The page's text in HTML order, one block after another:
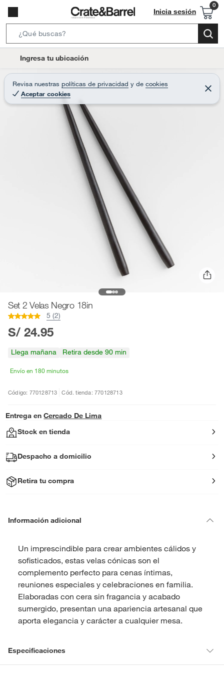
Inicia sesión
e
r
c
t
Ingresa tu ubicación
Revisa nuestras políticas de privacidad y de cookies
Aceptar cookies
C
e
r
Set 2 Velas Negro 18in
5 (2)
S/ 24.95
Llega mañana Retira desde 90 min
Envío en 180 minutos
Código: 770128713 Cód. tienda: 770128713
Entrega en Cercado De Lima
Stock en tienda
Despacho a domicilio
Retira tu compra
Información adicional
Un imprescindible para crear ambientes cálidos y
sofisticados, estas velas cónicas son el
complemento perfecto para cenas íntimas,
reuniones especiales y celebraciones en familia.
Elaboradas con cera sin fragancia y acabado
sumergido, presentan una apariencia artesanal que
aporta elegancia y carácter a cualquier mesa.
Especificaciones